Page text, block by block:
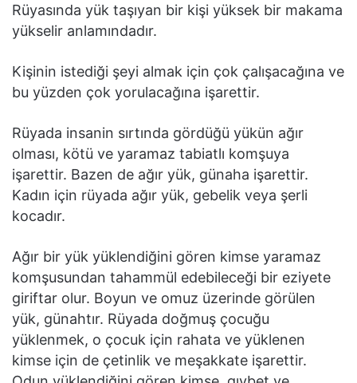
Rüyasında yük taşıyan bir kişi yüksek bir makama
yükselir anlamındadır.
Kişinin istediği şeyi almak için çok çalışacağına ve
bu yüzden çok yorulacağına işarettir.
Rüyada insanin sırtında gördüğü yükün ağır
olması, kötü ve yaramaz tabiatlı komşuya
işarettir. Bazen de ağır yük, günaha işarettir.
Kadın için rüyada ağır yük, gebelik veya şerli
kocadır.
Ağır bir yük yüklendiğini gören kimse yaramaz
komşusundan tahammül edebileceği bir eziyete
giriftar olur. Boyun ve omuz üzerinde görülen
yük, günahtır. Rüyada doğmuş çocuğu
yüklenmek, o çocuk için rahata ve yüklenen
kimse için de çetinlik ve meşakkate işarettir.